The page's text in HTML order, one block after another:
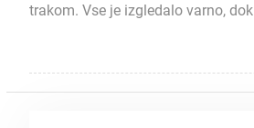
trakom. Vse je izgledalo varno,